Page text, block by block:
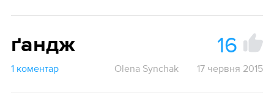
ґандж 16
1 коментар Olena Synchak 17 червня 2015